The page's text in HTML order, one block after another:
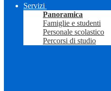
Servizi
Panoramica
Famiglie e studenti
Personale scolastico
Percorsi di studio